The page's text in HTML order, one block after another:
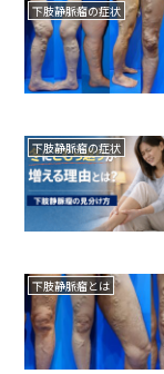
下肢静脈瘤の症状
下肢静脈瘤の症状
下肢静脈瘤とは